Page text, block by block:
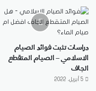
دراسات تثبت فوائد الصيام
الاسلامي – الصيام المتقطع
الجاف
5 أبريل، 2022